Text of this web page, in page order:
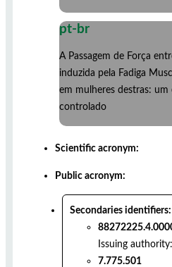
pt-br
A Passagem de Força
induzida pela Fadiga
em mulheres destras: um
controlado
Scientific acronym:
Public acronym:
Secondaries identifiers:
Issuing authority:
7.775.501